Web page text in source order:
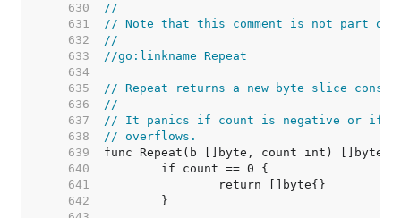
   630
//
   631
// Note that this comment is not part of
   632
//
   633
//go:linkname Repeat
   634
   635
// Repeat returns a new byte slice
   636
//
   637
// It panics if count is negative or if
   638
// overflows.
   639
   640
   641
   642